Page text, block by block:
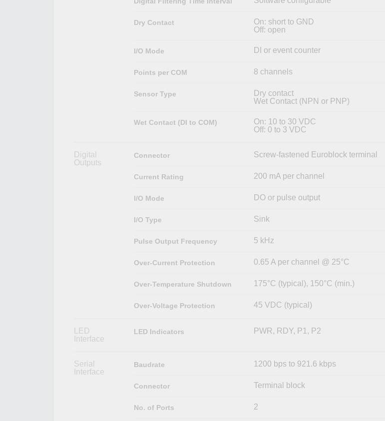
Dry Contact
On: short to GND
Off: open
I/O Mode DI or event counter
Points per COM 8 channels
Sensor Type
Dry contact
Wet Contact (NPN or PNP)
Wet Contact (DI to COM)
On: 10 to 30 VDC
Off: 0 to 3 VDC
Digital
Outputs
Connector Screw-fastened Euroblock terminal
Current Rating 200 mA per channel
I/O Mode DO or pulse output
I/O Type Sink
Pulse Output Frequency 5 kHz
Over-Current Protection 0.65 A per channel @ 25°C
Over-Temperature Shutdown 175°C (typical), 150°C (min.)
Over-Voltage Protection 45 VDC (typical)
LED
Interface
LED Indicators PWR, RDY, P1, P2
Serial
Interface
Baudrate 1200 bps to 921.6 kbps
Connector Terminal block
No. of Ports 2